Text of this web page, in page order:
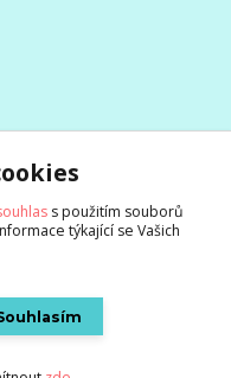
s použitím souborů
týkající se Vašich